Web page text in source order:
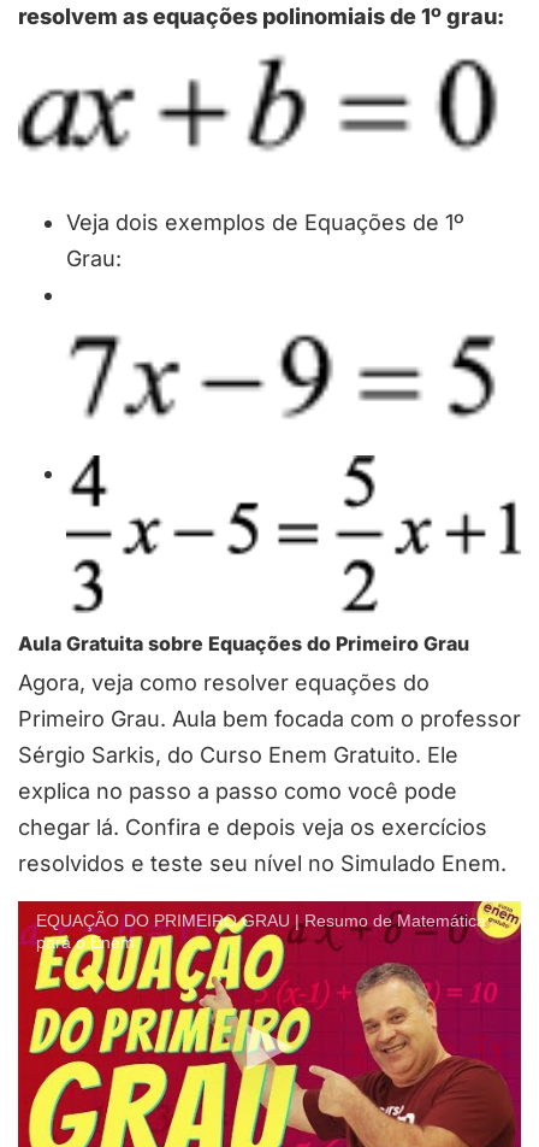
resolvem as equações polinomiais de 1º grau:
Veja dois exemplos de Equações de 1º
Grau:
Aula Gratuita sobre Equações do Primeiro Grau
Agora, veja como resolver equações do
Primeiro Grau. Aula bem focada com o professor
Sérgio Sarkis, do Curso Enem Gratuito. Ele
explica no passo a passo como você pode
chegar lá. Confira e depois veja os exercícios
resolvidos e teste seu nível no Simulado Enem.
EQUAÇÃO DO PRIMEIRO GRAU | Resumo de Matemática
para o Enem